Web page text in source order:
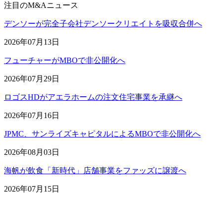
注目のM&Aニュース
デンソーが完全子会社デンソークリエイトを吸収合併へ
2026年07月13日
フューチャーがMBOで非公開化へ
2026年07月29日
ロゴスHDがアエラホームの注文住宅事業を承継へ
2026年07月16日
JPMC、サンライズキャピタルによるMBOで非公開化へ
2026年08月03日
海帆が飲食「新時代」店舗事業をファッズに譲渡へ
2026年07月15日